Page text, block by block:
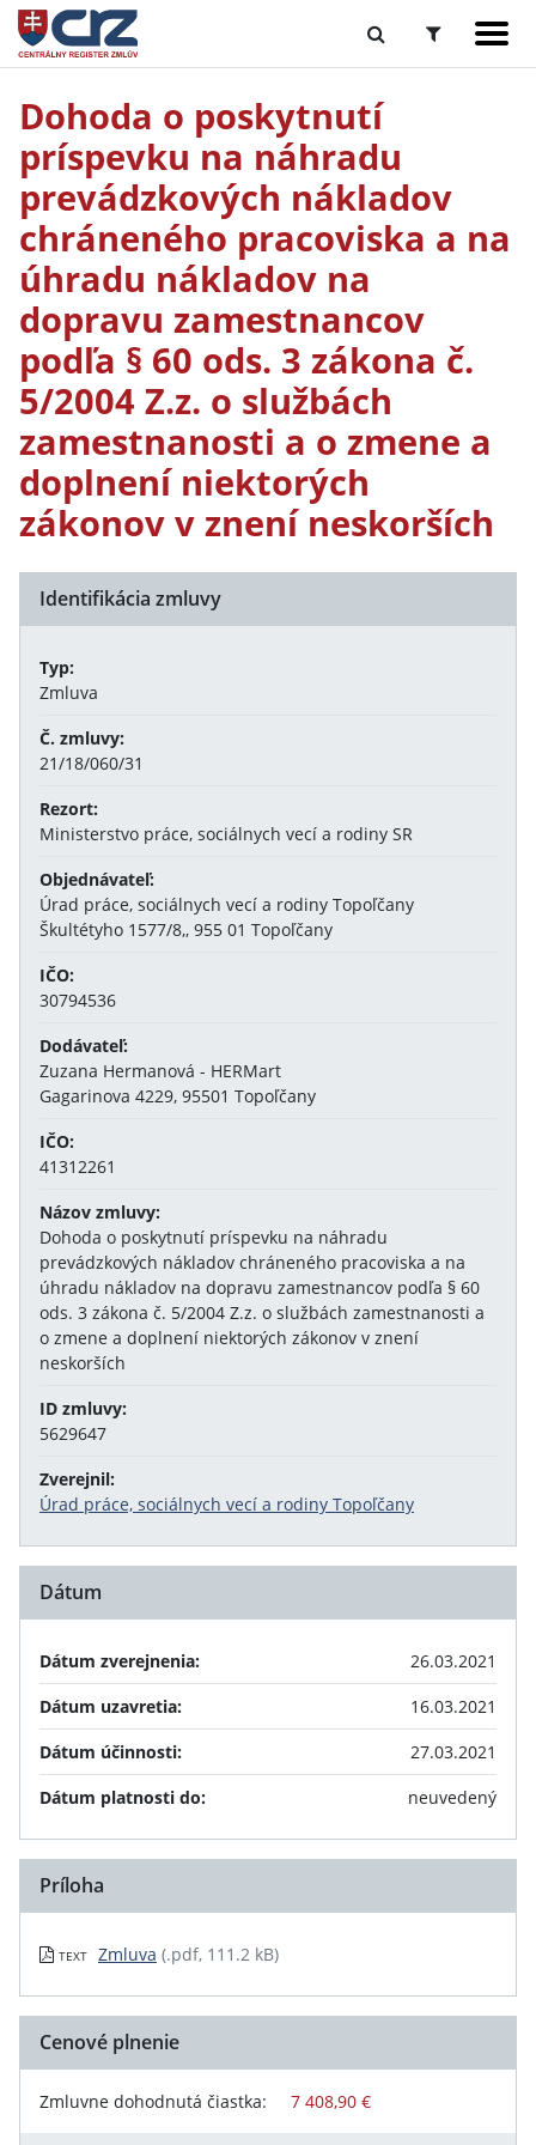
Dohoda o poskytnutí
príspevku na náhradu
prevádzkových nákladov
chráneného pracoviska a na
úhradu nákladov na
dopravu zamestnancov
podľa § 60 ods. 3 zákona č.
5/2004 Z.z. o službách
zamestnanosti a o zmene a
doplnení niektorých
zákonov v znení neskorších
Identifikácia zmluvy
Typ:
Zmluva
Č. zmluvy:
21/18/060/31
Rezort:
Ministerstvo práce, sociálnych vecí a rodiny SR
Objednávateľ:
Úrad práce, sociálnych vecí a rodiny Topoľčany
Škultétyho 1577/8,, 955 01 Topoľčany
IČO:
30794536
Dodávateľ:
Zuzana Hermanová - HERMart
Gagarinova 4229, 95501 Topoľčany
IČO:
41312261
Názov zmluvy:
Dohoda o poskytnutí príspevku na náhradu
prevádzkových nákladov chráneného pracoviska a na
úhradu nákladov na dopravu zamestnancov podľa § 60
ods. 3 zákona č. 5/2004 Z.z. o službách zamestnanosti a
o zmene a doplnení niektorých zákonov v znení
neskorších
ID zmluvy:
5629647
Zverejnil:
Úrad práce, sociálnych vecí a rodiny Topoľčany
Dátum
Dátum zverejnenia:
26.03.2021
Dátum uzavretia:
16.03.2021
Dátum účinnosti:
27.03.2021
Dátum platnosti do:
neuvedený
Príloha
TEXT Zmluva (.pdf, 111.2 kB)
Cenové plnenie
Zmluvne dohodnutá čiastka: 7 408,90 €